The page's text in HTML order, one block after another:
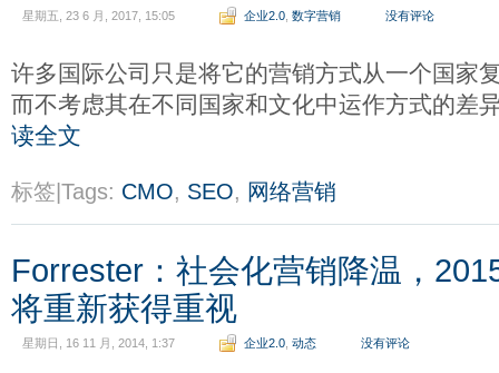
星期五, 23 6 月, 2017, 15:05 企业2.0 数字营销 没有评论
许多国际公司只是将它的营销方式从一个国家
而不考虑其在不同国家和文化中运作方式的差
读全文
标签|Tags: CMO, SEO, 网络营销
Forrester：社会化营销降温，
将重新获得重视
星期日, 16 11 月, 2014, 1:37 企业2.0 动态 没有评论